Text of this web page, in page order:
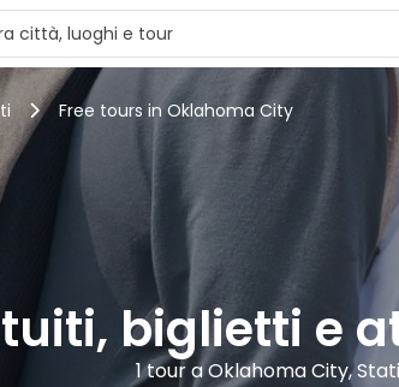
Free tours in Oklahoma City
biglietti e
1 tour a Oklahoma City,